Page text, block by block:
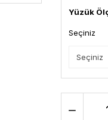
Yüzük
Seçiniz